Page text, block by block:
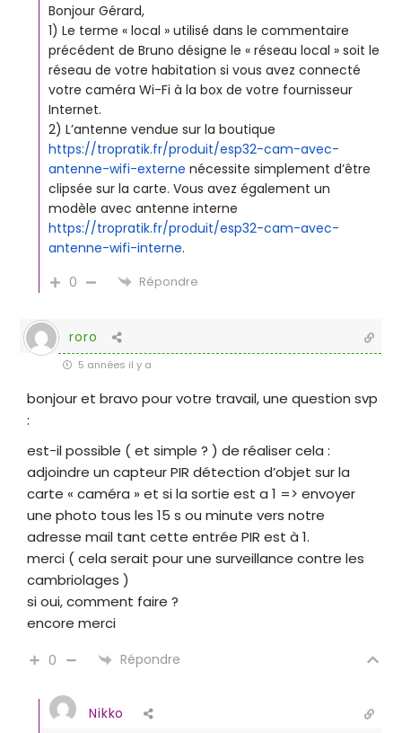
Bonjour Gérard,
1) Le terme « local » utilisé dans le commentaire
précédent de Bruno désigne le « réseau local » soit le
réseau de votre habitation si vous avez connecté
votre caméra Wi-Fi à la box de votre fournisseur
Internet.
2) L’antenne vendue sur la boutique
https://tropratik.fr/produit/esp32-cam-avec-
antenne-wifi-externe nécessite simplement d’être
clipsée sur la carte. Vous avez également un
modèle avec antenne interne
https://tropratik.fr/produit/esp32-cam-avec-
antenne-wifi-interne.
0
Répondre
roro
5 années il y a
bonjour et bravo pour votre travail, une question svp
:
est-il possible ( et simple ? ) de réaliser cela :
adjoindre un capteur PIR détection d’objet sur la
carte « caméra » et si la sortie est a 1 => envoyer
une photo tous les 15 s ou minute vers notre
adresse mail tant cette entrée PIR est à 1.
merci ( cela serait pour une surveillance contre les
cambriolages )
si oui, comment faire ?
encore merci
0 Répondre
Nikko